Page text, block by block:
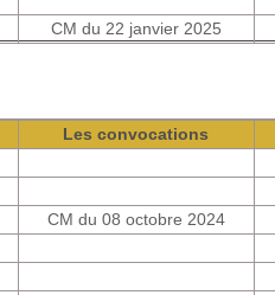
CM du 22 janvier 2025
Les convocations
CM du 08 octobre 2024